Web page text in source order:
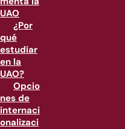
UAO
¿Por
qué
estudiar
en la
UAO?
Opcio
nes de
internaci
onalizaci